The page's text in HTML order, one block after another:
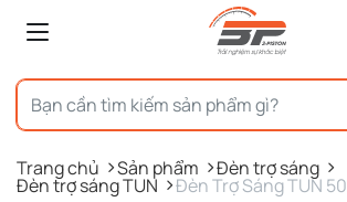
Trang chủ Sản phẩm Đèn trợ sáng
Đèn trợ sáng TUN Đèn Trợ Sáng TUN 50